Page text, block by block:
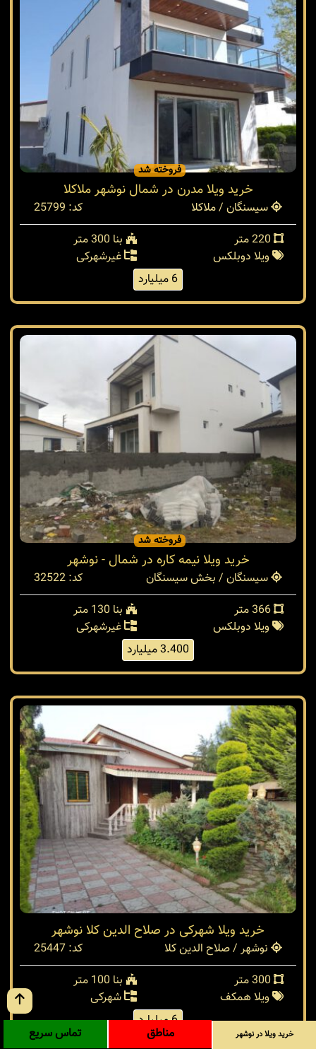
فروخته شد
خرید ویلا مدرن در شمال نوشهر ملاکلا
سیسنگان / ملاکلا
کد: 25799
بنا 300 متر
ویلا دوبلکس
غیرشهرکی
6 میلیارد
فروخته شد
خرید ویلا نیمه کاره در شمال - نوشهر
سیسنگان / بخش سیسنگان
کد: 32522
بنا 130 متر
ویلا دوبلکس
غیرشهرکی
3.400 میلیارد
خرید ویلا شهرکی در صلاح الدین کلا نوشهر
نوشهر / صلاح الدین کلا
کد: 25447
بنا 100 متر
ویلا همکف
شهرکی
6 میلیارد
خرید ویلا در نوشهر مناطق تماس سریع